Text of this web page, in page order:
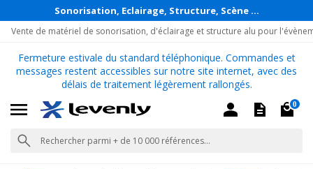
Sonorisation, Eclairage, Structure, Scène ...
Vente de matériel de sonorisation, d'éclairage et structure alu pour
Fermeture estivale du standard téléphonique. Commandes et
messages restent accessibles sur notre site internet, avec des
délais de traitement légèrement rallongés.
0